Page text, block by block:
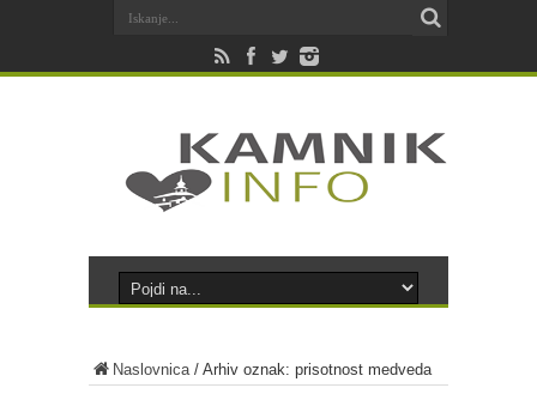
Naslovnica/ Arhiv oznak: prisotnost medveda